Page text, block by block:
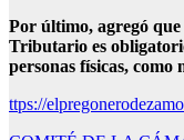
Por último, agregó
Tributario es
personas físicas, como
ttps://